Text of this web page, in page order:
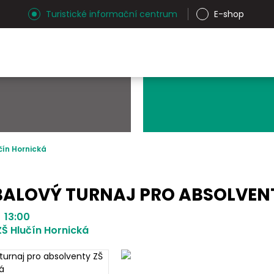
Turistické informační centrum E-shop
Hornická
TURNAJ PRO
Hlučín Hornická